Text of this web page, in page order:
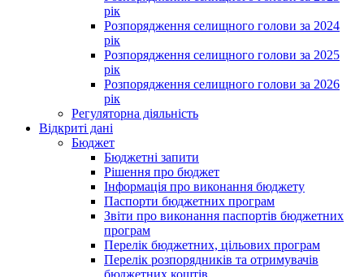
рік
Розпорядження селищного голови за 2024
рік
Розпорядження селищного голови за 2025
рік
Розпорядження селищного голови за 2026
рік
Регуляторна діяльність
Відкриті дані
Бюджет
Бюджетні запити
Рішення про бюджет
Інформація про виконання бюджету
Паспорти бюджетних програм
Звіти про виконання паспортів бюджетних
програм
Перелік бюджетних, цільових програм
Перелік розпорядників та отримувачів
бюджетних коштів